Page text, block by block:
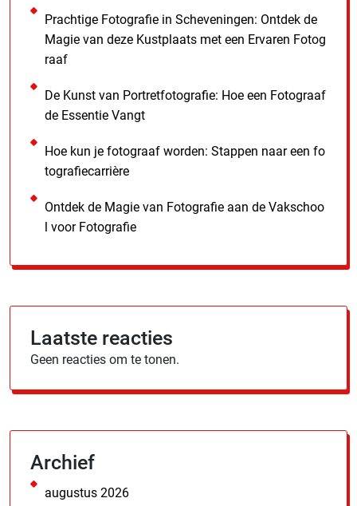
Prachtige Fotografie in Scheveningen: Ontdek de
Magie van deze Kustplaats met een Ervaren Fotog
raaf
De Kunst van Portretfotografie: Hoe een Fotograaf
de Essentie Vangt
Hoe kun je fotograaf worden: Stappen naar een fo
tografiecarrière
Ontdek de Magie van Fotografie aan de Vakschoo
l voor Fotografie
Laatste reacties
Geen reacties om te tonen.
Archief
augustus 2026